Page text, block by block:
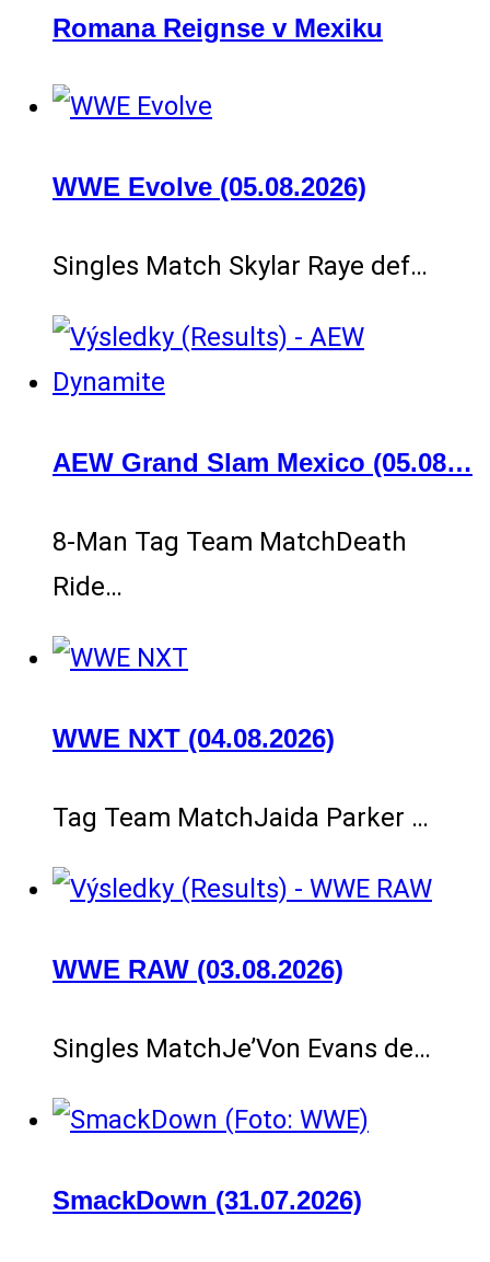
Romana Reignse v Mexiku
WWE Evolve (05.08.2026)
Singles Match Skylar Raye def…
AEW Grand Slam Mexico (05.08…
8-Man Tag Team MatchDeath
Ride…
WWE NXT (04.08.2026)
Tag Team MatchJaida Parker …
WWE RAW (03.08.2026)
Singles MatchJe’Von Evans de…
SmackDown (31.07.2026)